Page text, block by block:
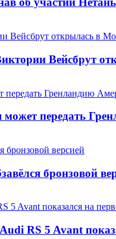
Вейсбрут
передать
бронзовой
RS 5 Avant